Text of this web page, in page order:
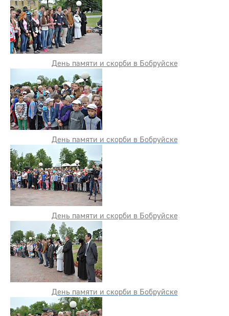
День памяти и скорби в Бобруйске
День памяти и скорби в Бобруйске
День памяти и скорби в Бобруйске
День памяти и скорби в Бобруйске